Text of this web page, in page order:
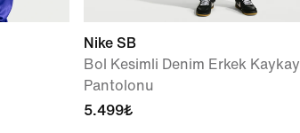
Nike SB
Bol Kesimli Denim Erkek Kaykay
Pantolonu
5.499₺